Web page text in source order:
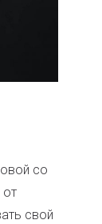
со
свой